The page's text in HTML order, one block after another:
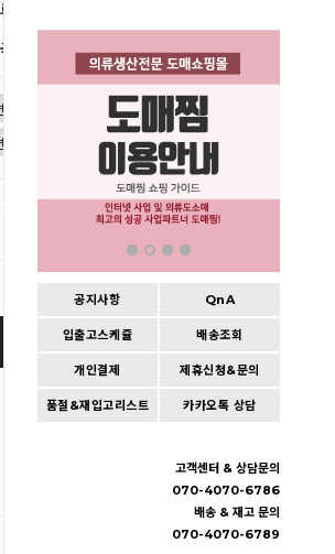
공지사항 QnA
입출고스케쥴 배송조회
개인결제 제휴신청&문의
품절&재입고리스트 카카오톡 상담
고객센터 & 상담문의
070-4070-6786
배송 & 재고 문의
070-4070-6789
모드 제휴사
BUY IT NOW
Cart | Wishlist